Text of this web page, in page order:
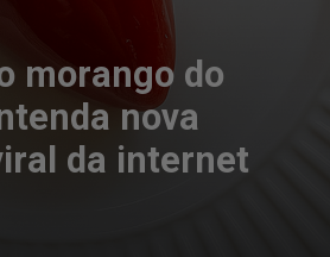
morango do
nova
da internet